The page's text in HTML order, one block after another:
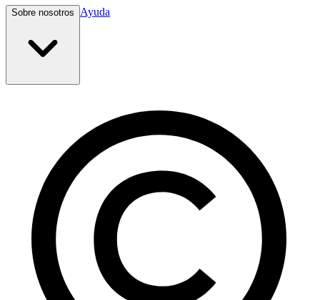
Sobre nosotros Ayuda